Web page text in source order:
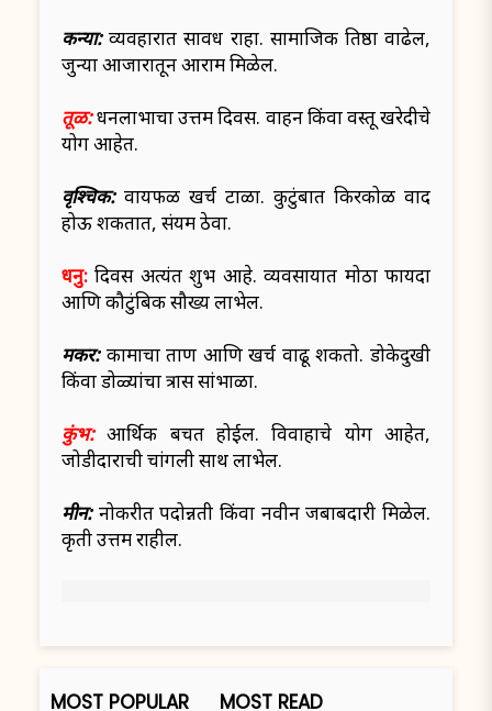
कन्या:व्यवहारात सावध राहा. सामाजिक प्रतिष्ठा वाढेल,
जुन्या आजारातून आराम मिळेल.
तूळ:धनलाभाचा उत्तम दिवस. वाहन किंवा वस्तू खरेदीचे
योग आहेत.
वृश्चिक: वायफळ खर्च टाळा. कुटुंबात किरकोळ वाद
होऊ शकतात, संयम ठेवा.
धनु: दिवस अत्यंत शुभ आहे. व्यवसायात मोठा फायदा
आणि कौटुंबिक सौख्य लाभेल.
मकर:कामाचा ताण आणि खर्च वाढू शकतो. डोकेदुखी
किंवा डोळ्यांचा त्रास सांभाळा.
कुंभ:आर्थिक बचत होईल. विवाहाचे योग आहेत,
जोडीदाराची चांगली साथ लाभेल.
मीन: नोकरीत पदोन्नती किंवा नवीन जबाबदारी मिळेल.
प्रकृती उत्तम राहील.
MOST POPULAR MOST READ